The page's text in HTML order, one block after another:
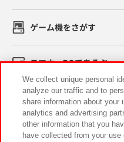
ゲーム機をさがす
スマホ・PCであそぶ
イベント・キャンペーン
We collect unique personal
analyze our traffic and to
share information about your
analytics and advertising
other information that you
have collected from your